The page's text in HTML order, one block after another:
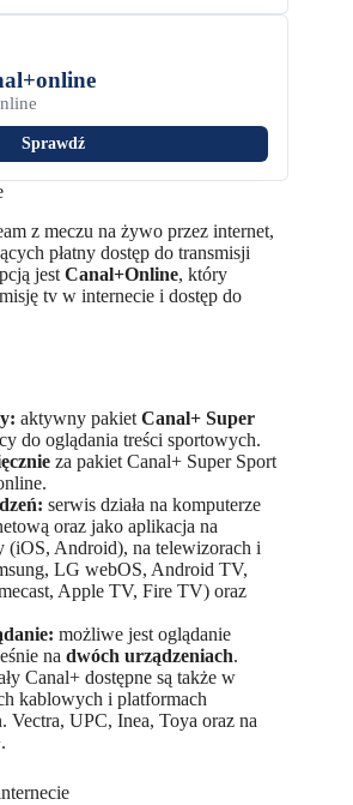
Sprawdź
z meczu na żywo przez internet,
płatny dostęp do transmisji
jest Canal+Online, który
tv w internecie i dostęp do
aktywny pakiet Canal+ Super
do oglądania treści sportowych.
za pakiet Canal+ Super Sport
serwis działa na komputerze
oraz jako aplikacja na
(iOS, Android), na telewizorach i
LG webOS, Android TV,
Apple TV, Fire TV) oraz
możliwe jest oglądanie
na dwóch urządzeniach.
Canal+ dostępne są także w
kablowych i platformach
Vectra, UPC, Inea, Toya oraz na